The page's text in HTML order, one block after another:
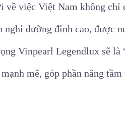
việc Việt Nam không chỉ
dưỡng đỉnh cao, được
Vinpearl Legendlux sẽ là
mẽ, góp phần nâng